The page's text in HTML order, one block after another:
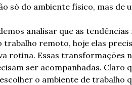
só do ambiente físico, mas de
analisar que as
trabalho remoto, hoje elas
rotina. Essas
ser acompanhadas. Claro
o ambiente de trabalho